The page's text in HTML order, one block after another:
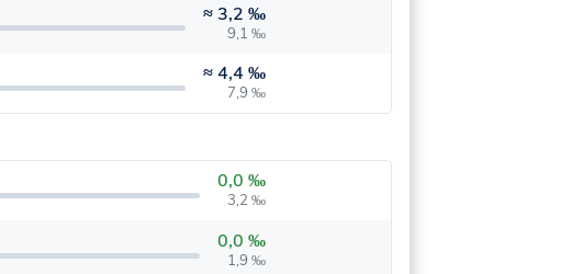
≈ 3,2 ‰
9,1 ‰
≈4,4 ‰
7,9 ‰
0,0 ‰
3,2 ‰
0,0 ‰
1,9 ‰